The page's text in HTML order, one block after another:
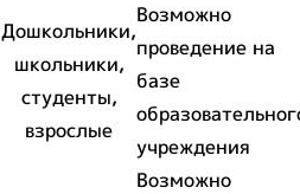
Дошкольники,
школьники,
студенты,
взрослые
Возможно
проведение на
базе
учреждения
Возможно